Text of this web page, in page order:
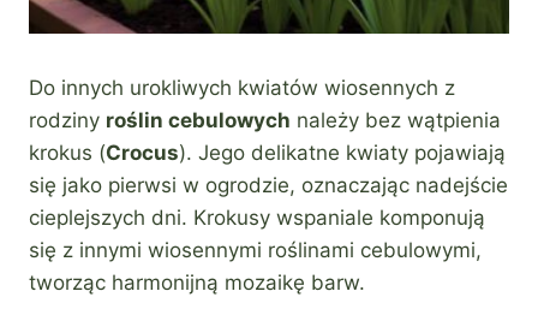
Do innych urokliwych kwiatów wiosennych z
rodziny roślin cebulowych należy bez wątpienia
krokus (Crocus). Jego delikatne kwiaty pojawiają
się jako pierwsi w ogrodzie, oznaczając nadejście
cieplejszych dni. Krokusy wspaniale komponują
się z innymi wiosennymi roślinami cebulowymi,
tworząc harmonijną mozaikę barw.